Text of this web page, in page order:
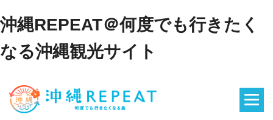
沖縄REPEAT＠何度でも行きたく
なる沖縄観光サイト